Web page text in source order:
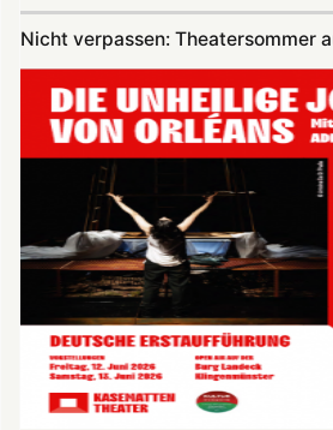
4.
2026
nach
Freiburg
Nicht verpassen: Theatersommer